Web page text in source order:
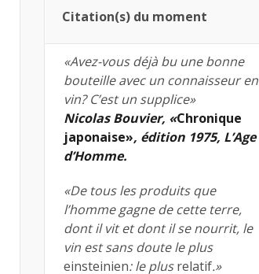
Citation(s) du moment
«Avez-vous déjà bu une bonne
bouteille avec un connaisseur en
vin? C’est un supplice»
Nicolas Bouvier, «Chronique
japonaise», édition 1975, L’Age
d’Homme.
«De tous les produits que
l’homme gagne de cette terre,
dont il vit et dont il se nourrit, le
vin est sans doute le plus
einsteinien: le plusrelatif.»